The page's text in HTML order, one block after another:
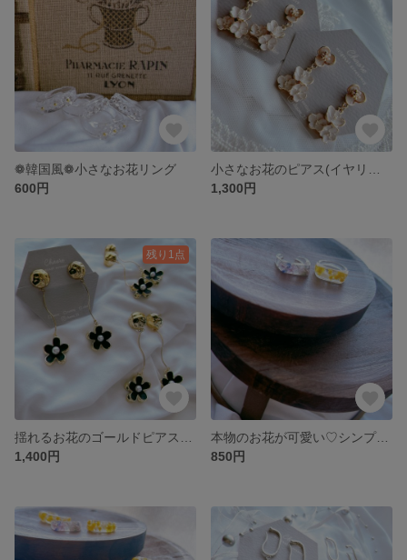
❁韓国風❁小さなお花リング
600円
1,300円
残り1点
1,400円
本物のお花が可愛い♡シンプルリング❁
850円